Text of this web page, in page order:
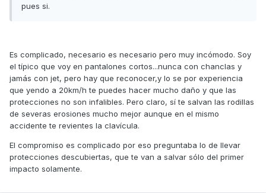
pues si.
Es complicado, necesario es necesario pero muy incómodo. Soy
el típico que voy en pantalones cortos...nunca con chanclas y
jamás con jet, pero hay que reconocer,y lo se por experiencia
que yendo a 20km/h te puedes hacer mucho daño y que las
protecciones no son infalibles. Pero claro, sí te salvan las rodillas
de severas erosiones mucho mejor aunque en el mismo
accidente te revientes la clavícula.
El compromiso es complicado por eso preguntaba lo de llevar
protecciones descubiertas, que te van a salvar sólo del primer
impacto solamente.